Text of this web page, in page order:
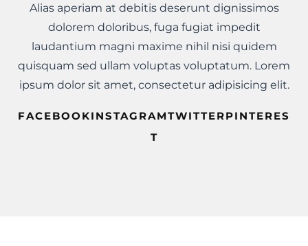
Alias aperiam at debitis deserunt dignissimos
dolorem doloribus, fuga fugiat impedit
laudantium magni maxime nihil nisi quidem
quisquam sed ullam voluptas voluptatum. Lorem
ipsum dolor sit amet, consectetur adipisicing elit.
FACEBOOKINSTAGRAMTWITTERPINTERES
T